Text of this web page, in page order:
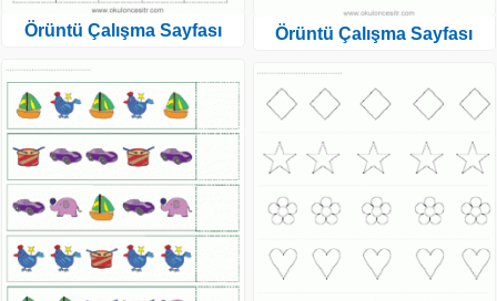
Örüntü Çalışma Sayfası Örüntü Çalışma Sayfası